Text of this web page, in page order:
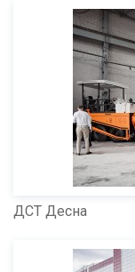
ДСТ Десна